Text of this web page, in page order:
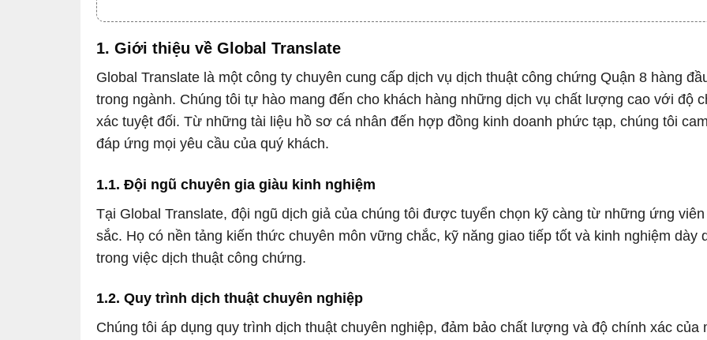
1. Giới thiệu về Global Translate
Global Translate là một công ty chuyên cung cấp dịch vụ dịch thuật công chứng Quận 8 hàng
trong ngành. Chúng tôi tự hào mang đến cho khách hàng những dịch vụ chất lượng cao với độ
xác tuyệt đối. Từ những tài liệu hồ sơ cá nhân đến hợp đồng kinh doanh phức tạp, chúng tôi
đáp ứng mọi yêu cầu của quý khách.
1.1. Đội ngũ chuyên gia giàu kinh nghiệm
Tại Global Translate, đội ngũ dịch giả của chúng tôi được tuyển chọn kỹ càng từ những ứng
sắc. Họ có nền tảng kiến thức chuyên môn vững chắc, kỹ năng giao tiếp tốt và kinh nghiệm dày
trong việc dịch thuật công chứng.
1.2. Quy trình dịch thuật chuyên nghiệp
Chúng tôi áp dụng quy trình dịch thuật chuyên nghiệp, đảm bảo chất lượng và độ chính xác của